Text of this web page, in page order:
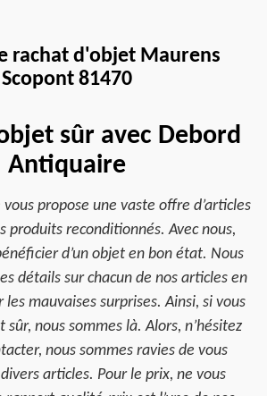
rachat d'objet Maurens
Scopont 81470
sûr avec Debord
Antiquaire
propose une vaste offre d’articles
produits reconditionnés. Avec nous,
d’un objet en bon état. Nous
détails sur chacun de nos articles en
mauvaises surprises. Ainsi, si vous
sûr, nous sommes là. Alors, n’hésitez
nous sommes ravies de vous
articles. Pour le prix, ne vous